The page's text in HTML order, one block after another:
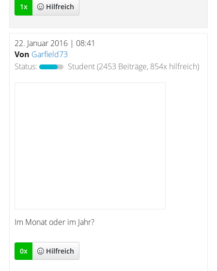
1x Hilfreich
22. Januar 2016 | 08:41
Von Garfield73
Status:
Student(2453 Beiträge, 854x hilfreich)
Im Monat oder im Jahr?
0x Hilfreich